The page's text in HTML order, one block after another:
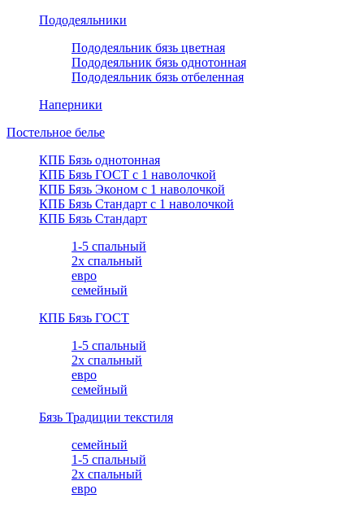
Пододеяльники
Пододеяльник бязь цветная
Пододеяльник бязь однотонная
Пододеяльник бязь отбеленная
Наперники
Постельное белье
КПБ Бязь однотонная
КПБ Бязь ГОСТ c 1 наволочкой
КПБ Бязь Эконом с 1 наволочкой
КПБ Бязь Стандарт c 1 наволочкой
КПБ Бязь Стандарт
1-5 спальный
2х спальный
евро
семейный
КПБ Бязь ГОСТ
1-5 спальный
2х спальный
евро
семейный
Бязь Традиции текстиля
семейный
1-5 спальный
2х спальный
евро